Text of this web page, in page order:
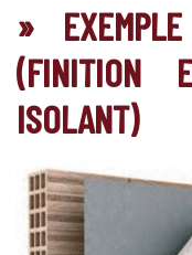
»
(FINITION
ISOLANT)